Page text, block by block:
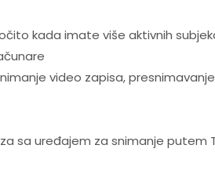
kada imate više aktivnih
video zapisa, presnimavanje
sa uređajem za snimanje putem